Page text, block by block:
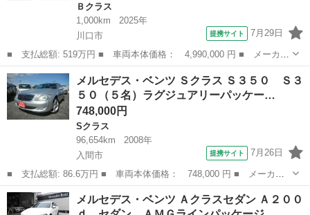
Ｂクラス
1,000km
2025年
川口市
提携サイト 7月29日
■ 支払総額: 519万円 ■ 車両本体価格： 4,990,000 円 ■ メーカー
名： メルセデス・ベンツ ■ 車種名： Ｂクラス ■ グレード
名： Ｂ２００ｄ ＡＭＧラインパッケージ 後期・ワンオーナー・
認定保証２年・...
埼玉 川口市 Ｂクラス
メルセデス・ベンツ Ｓクラス Ｓ３５０ Ｓ３
５０（５名）ラグジュアリーパッケー…
748,000円
Sクラス
96,654km
2008年
入間市
提携サイト 7月26日
■ 支払総額: 86.6万円 ■ 車両本体価格： 748,000 円 ■ メーカー
名： メルセデス・ベンツ ■ 車種名： Ｓクラス ■ グレード
名： Ｓ３５０ Ｓ３５０（５名）ラグジュアリーパッケージ 本革
埼玉 入間市 Sクラス
メルセデス・ベンツ Ａクラスセダン Ａ２００